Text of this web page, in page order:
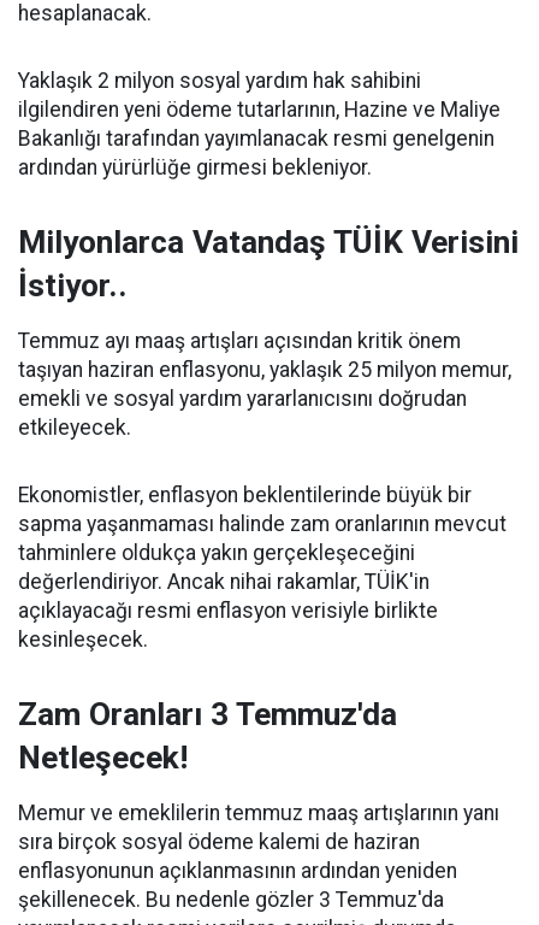
hesaplanacak.
Yaklaşık 2 milyon sosyal yardım hak sahibini
ilgilendiren yeni ödeme tutarlarının, Hazine ve Maliye
Bakanlığı tarafından yayımlanacak resmi genelgenin
ardından yürürlüğe girmesi bekleniyor.
Milyonlarca Vatandaş TÜİK Verisini
İstiyor..
Temmuz ayı maaş artışları açısından kritik önem
taşıyan haziran enflasyonu, yaklaşık 25 milyon memur,
emekli ve sosyal yardım yararlanıcısını doğrudan
etkileyecek.
Ekonomistler, enflasyon beklentilerinde büyük bir
sapma yaşanmaması halinde zam oranlarının mevcut
tahminlere oldukça yakın gerçekleşeceğini
değerlendiriyor. Ancak nihai rakamlar, TÜİK'in
açıklayacağı resmi enflasyon verisiyle birlikte
kesinleşecek.
Zam Oranları 3 Temmuz'da
Netleşecek!
Memur ve emeklilerin temmuz maaş artışlarının yanı
sıra birçok sosyal ödeme kalemi de haziran
enflasyonunun açıklanmasının ardından yeniden
şekillenecek. Bu nedenle gözler 3 Temmuz'da